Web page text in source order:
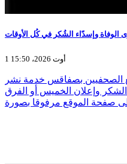
الوفاة وإسدّاء الشُكر في كُل الأوقات
1 أوت 2026، 15:50
الصحفيين بصفاقس خدمة نشر
الشكر وإعلان الخميس أو الفرق